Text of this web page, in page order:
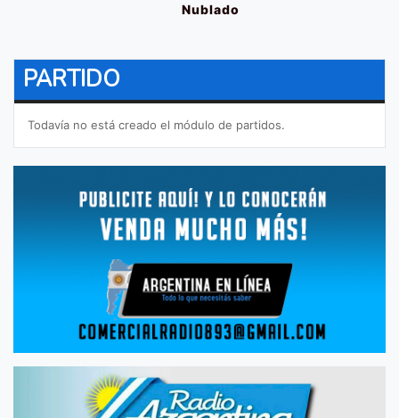
Nublado
PARTIDO
Todavía no está creado el módulo de partidos.